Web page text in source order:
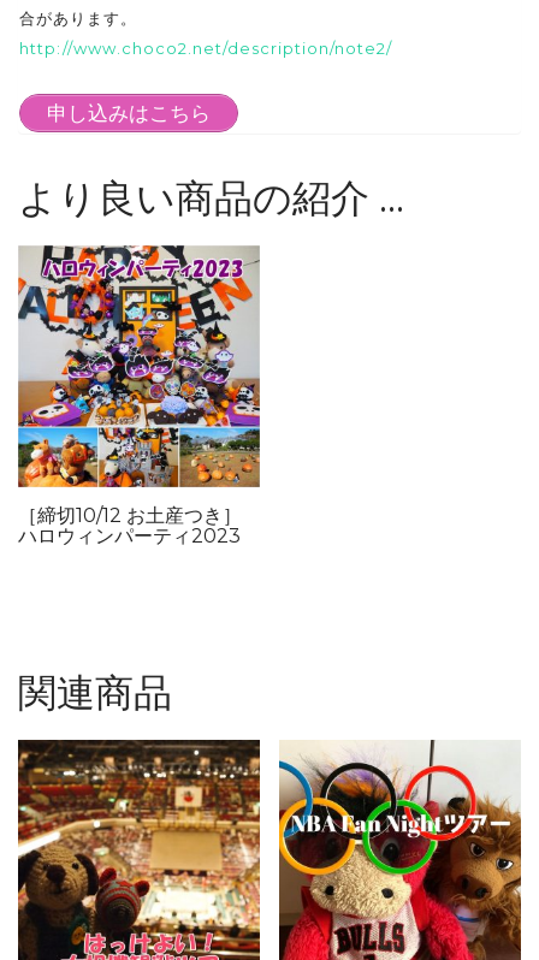
合があります。
http://www.choco2.net/description/note2/
申し込みはこちら
より良い商品の紹介 …
［締切10/12 お土産つき］
ハロウィンパーティ2023
関連商品